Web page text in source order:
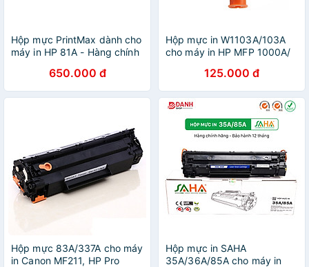
Hộp mực PrintMax dành cho
máy in HP 81A - Hàng chính
650.000 đ
Hộp mực in W1103A/103A
cho máy in HP MFP 1000A/
Hàng nhập khẩu
125.000 đ
Hộp mực 83A/337A cho máy
in Canon MF211, HP Pro
Hộp mực in SAHA
35A/36A/85A cho máy in